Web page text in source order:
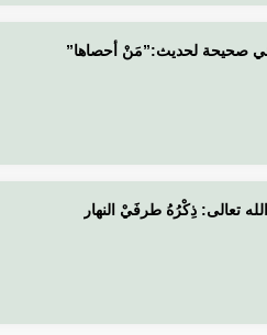
صحيحة لحديث:”مَنْ أحصاها”
تعالى: ذِكْرُهُ طرفَيْ النهار